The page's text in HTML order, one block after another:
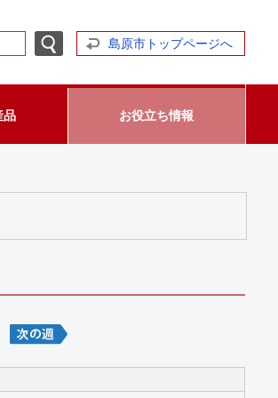
島原市トップページへ
品 お役立ち情報